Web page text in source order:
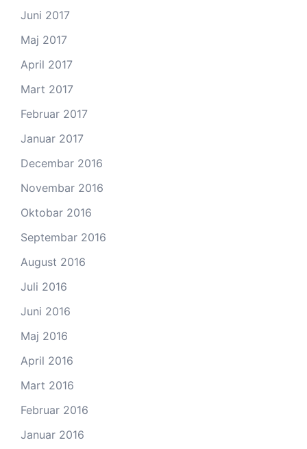
Juni 2017
Maj 2017
April 2017
Mart 2017
Februar 2017
Januar 2017
Decembar 2016
Novembar 2016
Oktobar 2016
Septembar 2016
August 2016
Juli 2016
Juni 2016
Maj 2016
April 2016
Mart 2016
Februar 2016
Januar 2016